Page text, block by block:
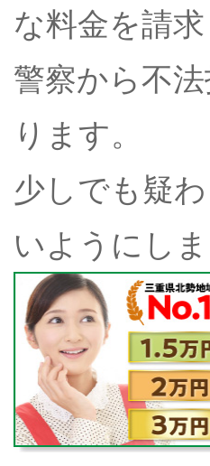
な料金を請
警察から不
ります。
少しでも疑
いようにしま